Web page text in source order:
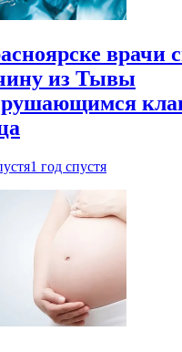
врачи
из Тывы
1 год спустя